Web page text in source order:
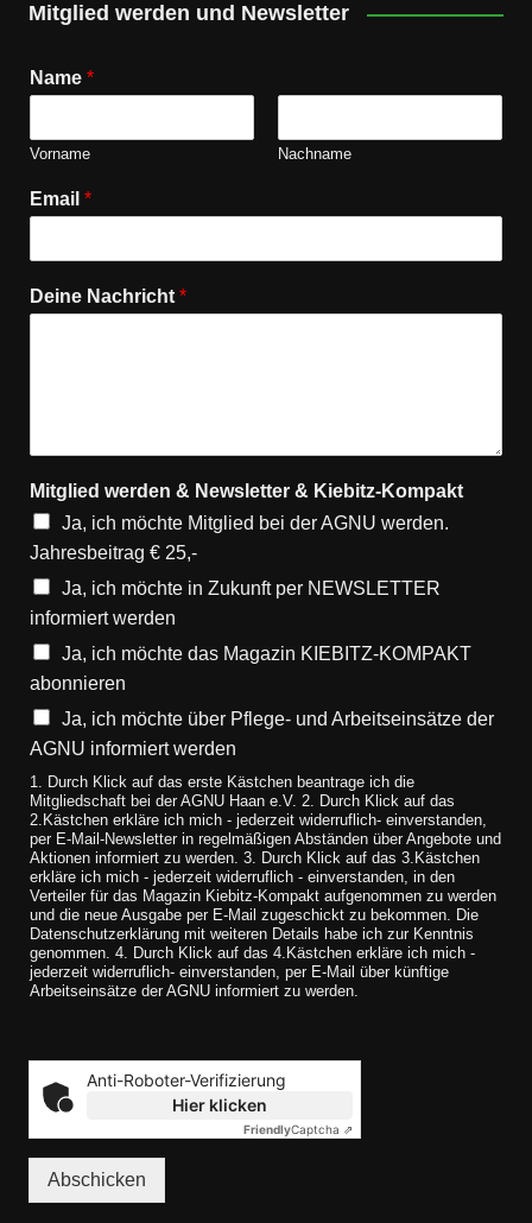
Mitglied werden und Newsletter
Name *
Vorname Nachname
Email *
Deine Nachricht *
Mitglied werden & Newsletter & Kiebitz-Kompakt
Ja, ich möchte Mitglied bei der AGNU werden.
Jahresbeitrag € 25,-
Ja, ich möchte in Zukunft per NEWSLETTER
informiert werden
Ja, ich möchte das Magazin KIEBITZ-KOMPAKT
abonnieren
Ja, ich möchte über Pflege- und Arbeitseinsätze der
AGNU informiert werden
1. Durch Klick auf das erste Kästchen beantrage ich die
Mitgliedschaft bei der AGNU Haan e.V. 2. Durch Klick auf das
2.Kästchen erkläre ich mich - jederzeit widerruflich- einverstanden,
per E-Mail-Newsletter in regelmäßigen Abständen über Angebote und
Aktionen informiert zu werden. 3. Durch Klick auf das 3.Kästchen
erkläre ich mich - jederzeit widerruflich - einverstanden, in den
Verteiler für das Magazin Kiebitz-Kompakt aufgenommen zu werden
und die neue Ausgabe per E-Mail zugeschickt zu bekommen. Die
Datenschutzerklärung mit weiteren Details habe ich zur Kenntnis
genommen. 4. Durch Klick auf das 4.Kästchen erkläre ich mich -
jederzeit widerruflich- einverstanden, per E-Mail über künftige
Arbeitseinsätze der AGNU informiert zu werden.
Anti-Roboter-Verifizierung
Hier klicken
FriendlyCaptcha ⇗
Abschicken